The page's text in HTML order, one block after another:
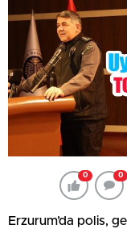
0 0
Erzurum’da polis,